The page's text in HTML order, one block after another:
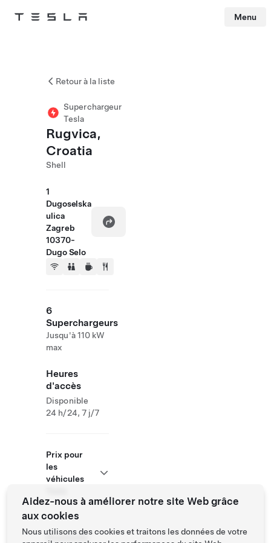
Tesla Menu
Retour à la liste
Superchargeur
Tesla
Rugvica,
Croatia
Shell
1
Dugoselska
ulica
Zagreb
10370-
Dugo Selo
6
Superchargeurs
Jusqu'à 110 kW
max
Heures
d'accès
Disponible
24 h/24, 7 j/7
Prix pour
les
véhicules
Roadside
Aidez-nous à améliorer notre site Web grâce
aux cookies
Nous utilisons des cookies et traitons les données de votre